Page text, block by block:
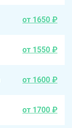
от 1650 ₽
от 1550 ₽
от 1600 ₽
от 1700 ₽